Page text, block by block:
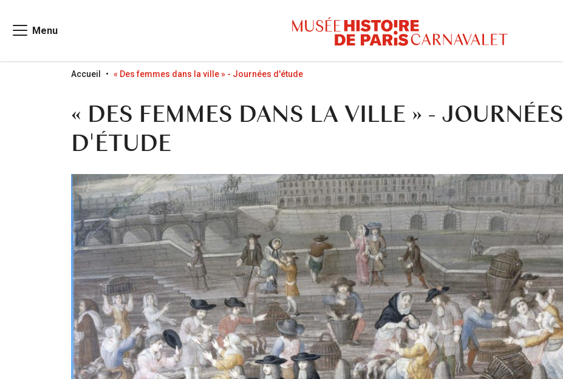
Menu
Accueil « Des femmes dans la ville » - Journées d'étude
« DES FEMMES DANS LA VILLE » - JOURNÉES
D'ÉTUDE